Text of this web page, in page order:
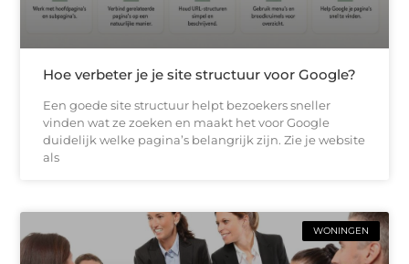
Hoe verbeter je je site structuur voor Google?
Een goede site structuur helpt bezoekers sneller
vinden wat ze zoeken en maakt het voor Google
duidelijk welke pagina’s belangrijk zijn. Zie je website
als
WONINGEN